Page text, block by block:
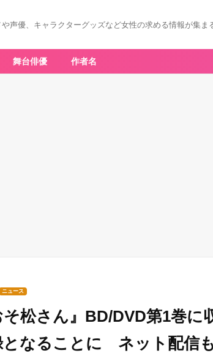
や声優、キャラクターグッズなど女性の求める情報が集ま
舞台俳優 作者名
ニュース
そ松さん』BD/DVD第1巻
となることに ネット配信